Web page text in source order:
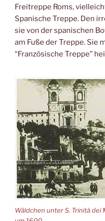
Freitreppe Roms,
Spanische Treppe. Den
sie von der spanischen
am Fuße der Treppe. Sie
“Französische Treppe”
Wäldchen unter S. Trinità dei